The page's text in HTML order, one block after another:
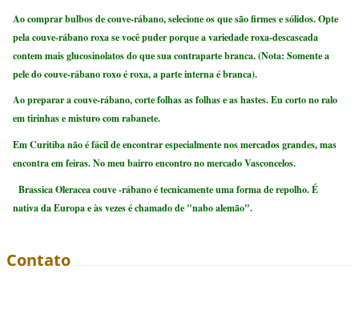
Ao comprar bulbos de couve-rábano, selecione os que são firmes e sólidos. Opte
pela couve-rábano roxa se você puder porque a variedade roxa-descascada
contem mais glucosinolatos do que sua contraparte branca. (Nota: Somente a
pele do couve-rábano roxo é roxa, a parte interna é branca).
Ao preparar a couve-rábano, corte folhas as folhas e as hastes. Eu corto no ralo
em tirinhas e misturo com rabanete.
Em Curitiba não é fácil de encontrar especialmente nos mercados grandes, mas
encontra em feiras. No meu bairro encontro no mercado Vasconcelos.
Brassica Oleracea couve -rábano é tecnicamente uma forma de repolho. É
nativa da Europa e às vezes é chamado de "nabo alemão".
Contato